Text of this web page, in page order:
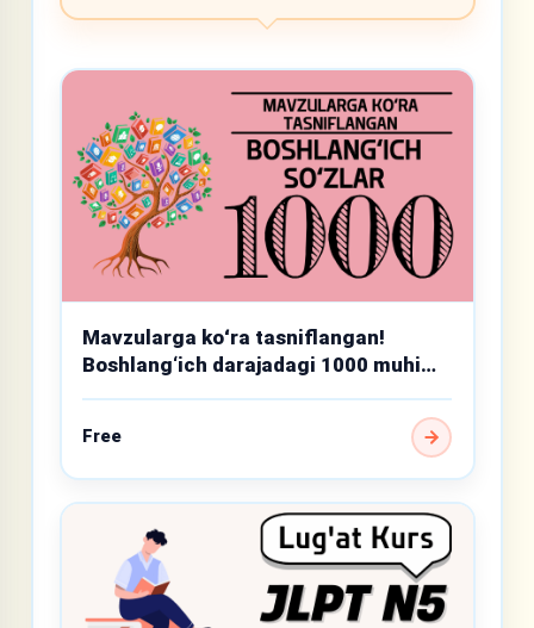
Mavzularga koʻra tasniflangan!
Boshlang‘ich darajadagi 1000 muhim
so‘z
Free